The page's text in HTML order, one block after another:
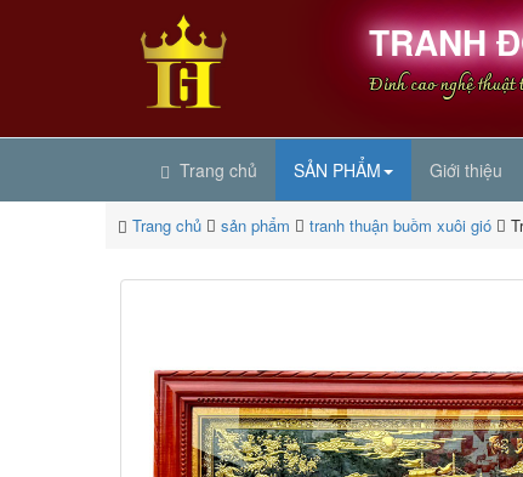
TRANH
Đỉnh cao nghệ
Trang chủ SẢN PHẨM Giới thiệu
Trang chủ sản phẩm tranh thuận buồm xuôi gió